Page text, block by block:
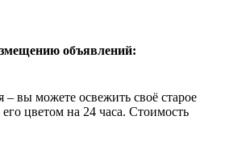
объявлений:
– вы можете освежить своё старое
цветом на 24 часа. Стоимость